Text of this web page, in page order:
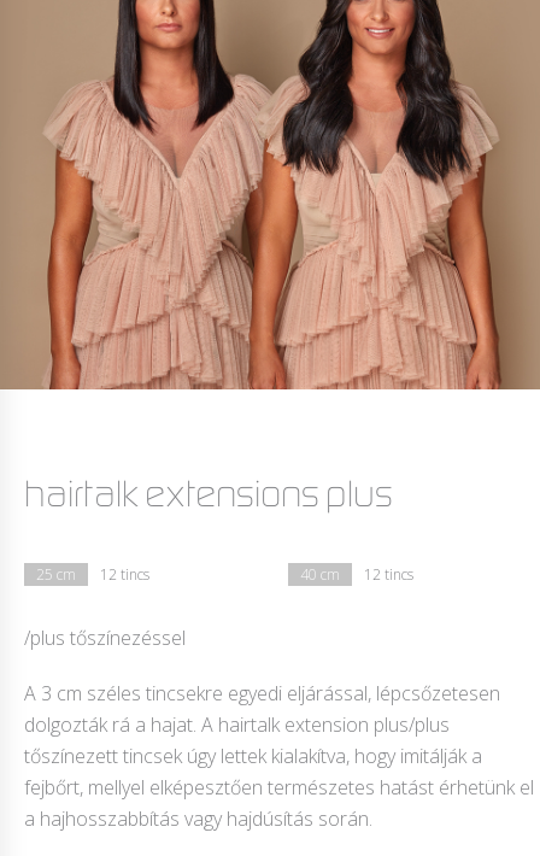
hairtalk extensions plus
25 cm 12 tincs 40 cm 12 tincs
/plus tőszínezéssel
A 3 cm széles tincsekre egyedi eljárással, lépcsőzetesen
dolgozták rá a hajat. A hairtalk extension plus/plus
tőszínezett tincsek úgy lettek kialakítva, hogy imitálják a
fejbőrt, mellyel elképesztően természetes hatást érhetünk el
a hajhosszabbítás vagy hajdúsítás során.